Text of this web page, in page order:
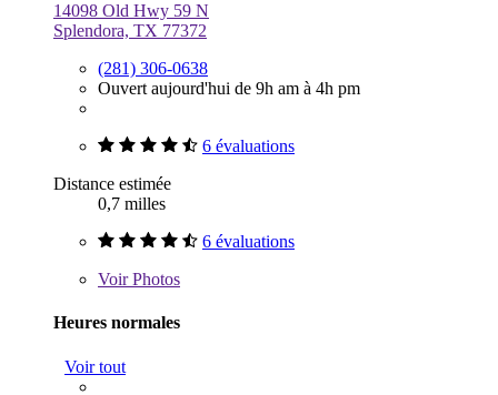
14098 Old Hwy 59 N
Splendora, TX 77372
(281) 306-0638
Ouvert aujourd'hui de 9h am à 4h pm
6 évaluations
Distance estimée
0,7 milles
6 évaluations
VoirPhotos
Heures normales
Voir tout